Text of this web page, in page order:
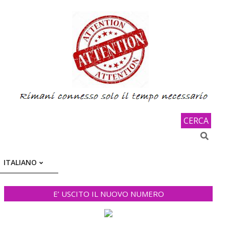
CERCA
Search
ITALIANO
E’ USCITO IL NUOVO NUMERO